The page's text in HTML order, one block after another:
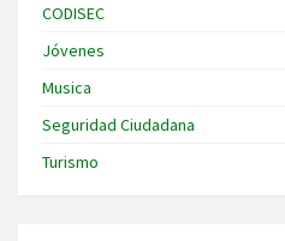
CODISEC
Jóvenes
Musica
Seguridad Ciudadana
Turismo